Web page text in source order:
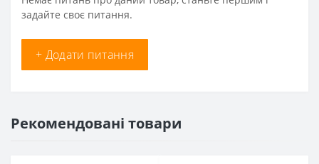
задайте своє питання.
+ Додати питання
Рекомендовані товари